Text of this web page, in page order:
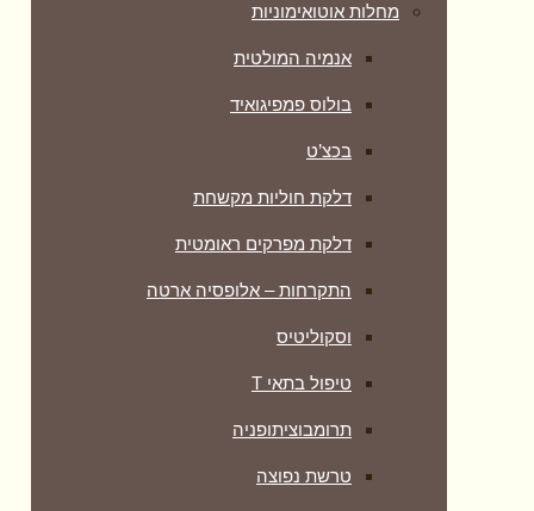
מחלות אוטואימוניות
אנמיה המולטית
בולוס פמפיגואיד
בכצ’ט
דלקת חוליות מקשחת
דלקת מפרקים ראומטית
התקרחות – אלופסיה ארטה
וסקוליטיס
טיפול בתאי T
תרומבוציתופניה
טרשת נפוצה